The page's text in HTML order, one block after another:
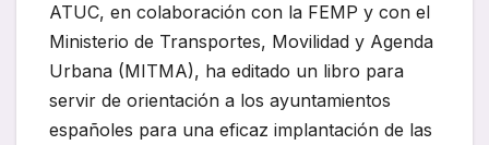
ATUC, en colaboración con la FEMP y con el
Ministerio de Transportes, Movilidad y Agenda
Urbana (MITMA), ha editado un libro para
servir de orientación a los ayuntamientos
españoles para una eficaz implantación de las